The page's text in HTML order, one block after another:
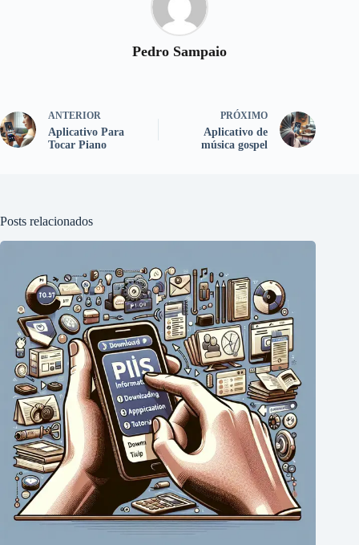
Pedro Sampaio
ANTERIOR
Aplicativo Para
Tocar Piano
PRÓXIMO
Aplicativo de
música gospel
Posts relacionados